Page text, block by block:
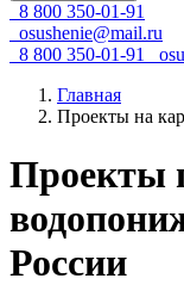
8 800 350-01-91
osushenie@mail.ru
8 800 350-01-91
Главная
Проекты на
Проекты
России